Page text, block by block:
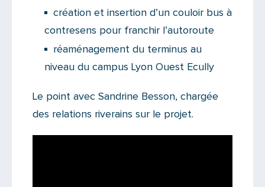
création et insertion d’un couloir bus à
contresens pour franchir l’autoroute
réaménagement du terminus au
niveau du campus Lyon Ouest Ecully
Le point avec Sandrine Besson, chargée
des relations riverains sur le projet.